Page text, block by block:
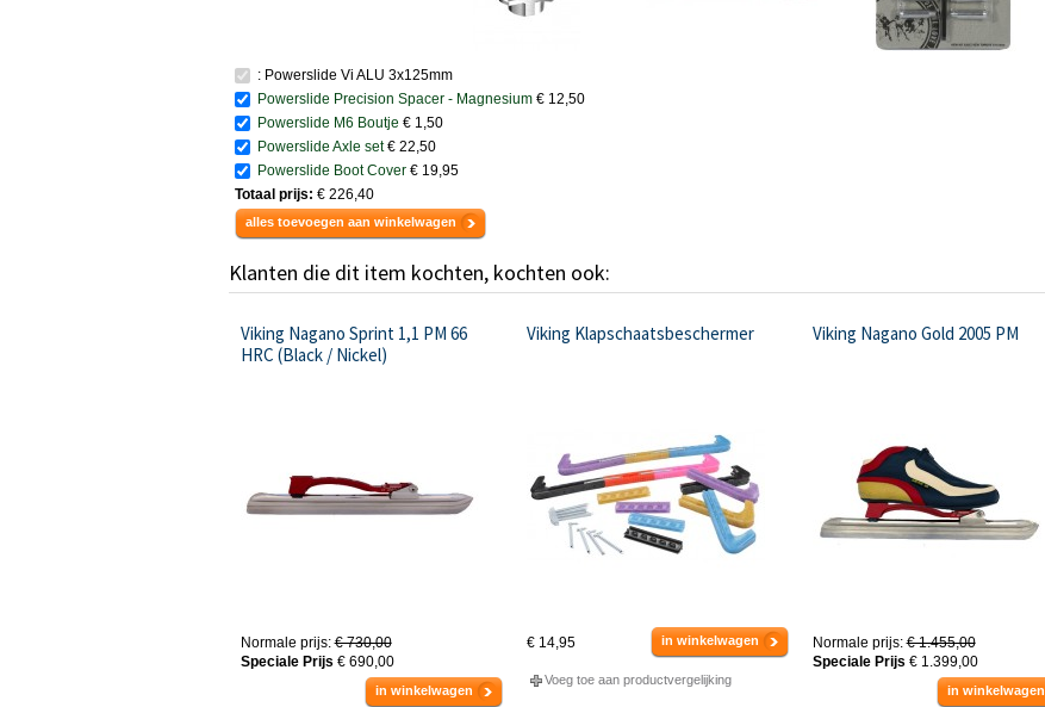
: Powerslide Vi ALU 3x125mm
Powerslide Precision Spacer - Magnesium € 12,50
Powerslide M6 Boutje € 1,50
Powerslide Axle set € 22,50
Powerslide Boot Cover € 19,95
Totaal prijs: € 226,40
alles toevoegen aan winkelwagen
Klanten die dit item kochten, kochten ook:
Viking Nagano Sprint 1,1 PM 66
HRC (Black / Nickel)
Normale prijs: € 730,00
Speciale Prijs € 690,00
in winkelwagen
Viking Klapschaatsbeschermer
€ 14,95 in winkelwagen
Voeg toe aan productvergelijking
Viking Nagano Gold 2005 PM
Normale prijs: € 1.455,00
Speciale Prijs € 1.399,00
in winkelwagen